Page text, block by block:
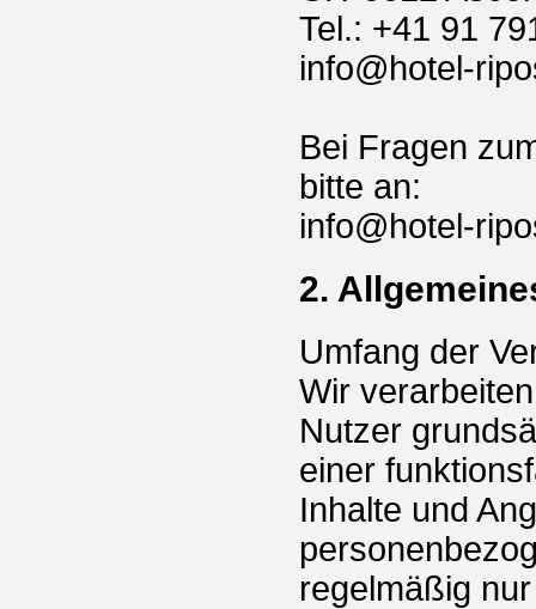
Tel.: +41 91
info@hotel-
Bei Fragen
bitte an:
info@hotel-
2.
Umfang der
Wir
Nutzer
einer
Inhalte und
regelmäßig